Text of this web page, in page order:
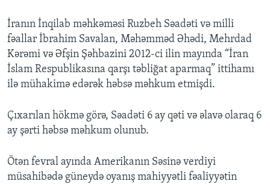
İranın İnqilab məhkəməsi Ruzbeh Səadəti və milli
fəallar İbrahim Savalan, Məhəmməd Əhədi, Mehrdad
Kərəmi və Əfşin Şəhbazini 2012-ci ilin mayında “İran
İslam Respublikasına qarşı təbliğat aparmaq” ittihamı
ilə mühakimə edərək həbsə məhkum etmişdi.
Çıxarılan hökmə görə, Səadəti 6 ay qəti və əlavə olaraq 6
ay şərti həbsə məhkum olunub.
Ötən fevral ayında Amerikanın Səsinə verdiyi
müsahibədə güneydə oyanış mahiyyətli fəaliyyətin